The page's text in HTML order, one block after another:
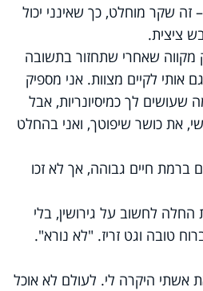
שקר מוחלט, כך שאינני יכול
ציצית.
מקווה שאחרי שתחזור בתשובה
אותי לקיים מצוות. אני מספיק
שעושים לך כמיסיונריות, אבל
את כושר שיפוטך, ואני בהחלט
ברמת חיים גבוהה, אך לא זכו
החלה לחשוב על גירושין, בלי
טובה וגט זריז. "לא נורא".
אשתי היקרה לי. לעולם לא אוכל